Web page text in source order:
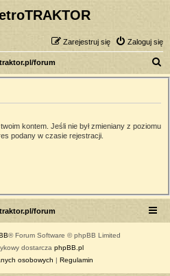
Zaloguj się
Zarejestruj się
forum
z
kontem. Jeśli nie był zmieniany z poziomu
podany w czasie rejestracji.
forum
® Forum Software © phpBB Limited
dostarcza phpBB.pl
osobowych | Regulamin